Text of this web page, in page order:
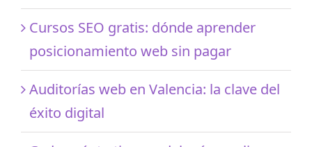
Cursos SEO gratis: dónde aprender
posicionamiento web sin pagar
Auditorías web en Valencia: la clave del
éxito digital